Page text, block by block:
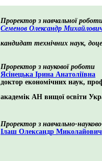
Проректор з навчальної
Семенов Олександр
кандидат технічних наук,
Проректор з наукової роботи
Ясінецька Ірина Анатоліївна
доктор економічних наук,
академік АН вищої освіти
Проректор з навчально-
Ілаш Олександр Миколайович